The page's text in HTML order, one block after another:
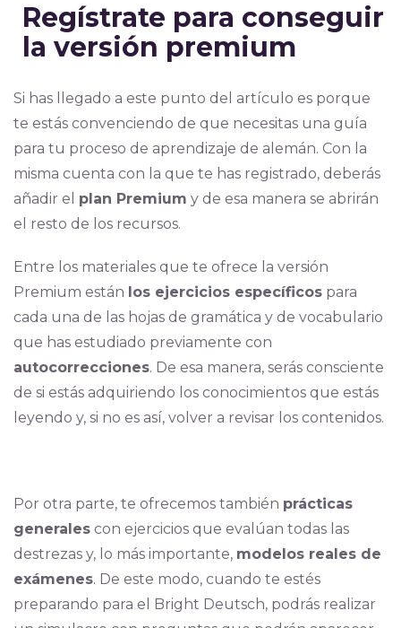
Regístrate para conseguir
la versión premium
Si has llegado a este punto del artículo es porque
te estás convenciendo de que necesitas una guía
para tu proceso de aprendizaje de alemán. Con la
misma cuenta con la que te has registrado, deberás
añadir el plan Premium y de esa manera se abrirán
el resto de los recursos.
Entre los materiales que te ofrece la versión
Premium están los ejercicios específicos para
cada una de las hojas de gramática y de vocabulario
que has estudiado previamente con
autocorrecciones. De esa manera, serás consciente
de si estás adquiriendo los conocimientos que estás
leyendo y, si no es así, volver a revisar los contenidos.
Por otra parte, te ofrecemos también prácticas
generales con ejercicios que evalúan todas las
destrezas y, lo más importante, modelos reales de
exámenes. De este modo, cuando te estés
preparando para el Bright Deutsch, podrás realizar